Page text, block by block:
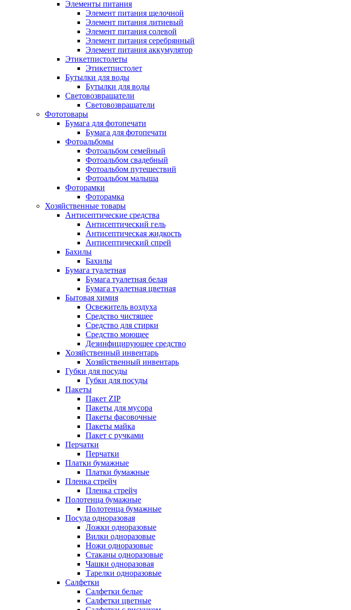
Элементы питания
Элемент питания щелочной
Элемент питания литиевый
Элемент питания солевой
Элемент питания серебрянный
Элемент питания аккумулятор
Этикетпистолеты
Этикетпистолет
Бутылки для воды
Бутылки для воды
Световозвращатели
Световозвращатели
Фототовары
Бумага для фотопечати
Бумага для фотопечати
Фотоальбомы
Фотоальбом семейный
Фотоальбом свадебный
Фотоальбом путешествий
Фотоальбом малыша
Фоторамки
Фоторамка
Хозяйственные товары
Антисептические средства
Антисептический гель
Антисептическая жидкость
Антисептический спрей
Бахилы
Бахилы
Бумага туалетная
Бумага туалетная белая
Бумага туалетная цветная
Бытовая химия
Освежитель воздуха
Средство чистящее
Средство для стирки
Средство моющее
Дезинфицирующее средство
Хозяйственный инвентарь
Хозяйственный инвентарь
Губки для посуды
Губки для посуды
Пакеты
Пакет ZIP
Пакеты для мусора
Пакеты фасовочные
Пакеты майка
Пакет с ручками
Перчатки
Перчатки
Платки бумажные
Платки бумажные
Пленка стрейч
Пленка стрейч
Полотенца бумажные
Полотенца бумажные
Посуда одноразовая
Ложки одноразовые
Вилки одноразовые
Ножи одноразовые
Стаканы одноразовые
Чашки одноразовая
Тарелки одноразовые
Салфетки
Салфетки белые
Салфетки цветные